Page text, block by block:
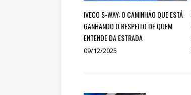
IVECO S-WAY: O CAMINHÃO QUE ESTÁ
GANHANDO O RESPEITO DE QUEM
ENTENDE DA ESTRADA
09/12/2025